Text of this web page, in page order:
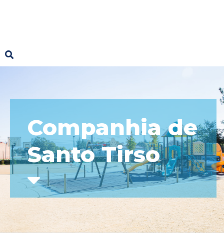
Companhia de
Santo Tirso